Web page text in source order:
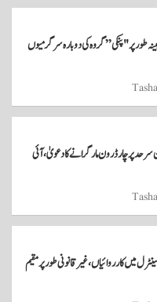
پر "پنکی” گروہ کی دوبارہ سرگرمیوں
پر چار ڈرون مار گرانے کا دعویٰ، آئی
میں کارروائیاں، غیر قانونی طور پر مقیم